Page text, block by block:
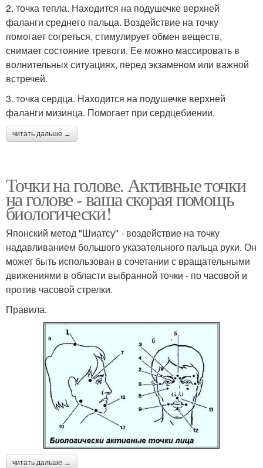
2. точка тепла. Находится на подушечке верхней
фаланги среднего пальца. Воздействие на точку
помогает согреться, стимулирует обмен веществ,
снимает состояние тревоги. Ее можно массировать в
волнительных ситуациях, перед экзаменом или важной
встречей.
3. точка сердца. Находится на подушечке верхней
фаланги мизинца. Помогает при сердцебиении.
читать дальше →
Точки на голове. Активные точки
на голове - ваша скорая помощь
биологически!
Японский метод "Шиатсу" - воздействие на точку
надавливанием большого указательного пальца руки. Он
может быть использован в сочетании с вращательными
движениями в области выбранной точки - по часовой и
против часовой стрелки.
Правила.
читать дальше →